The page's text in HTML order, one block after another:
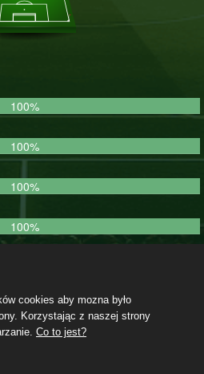
100%
100%
100%
100%
93%cookies aby mozna było
Korzystając z naszej strony
Co to jest?